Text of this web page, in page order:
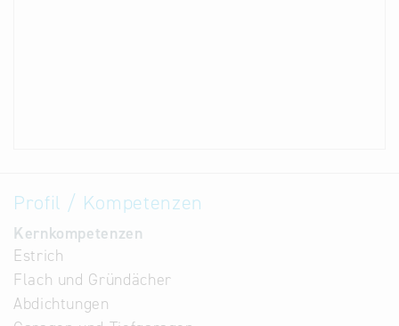
Profil / Kompetenzen
Kernkompetenzen
Estrich
Flach und Gründächer
Abdichtungen